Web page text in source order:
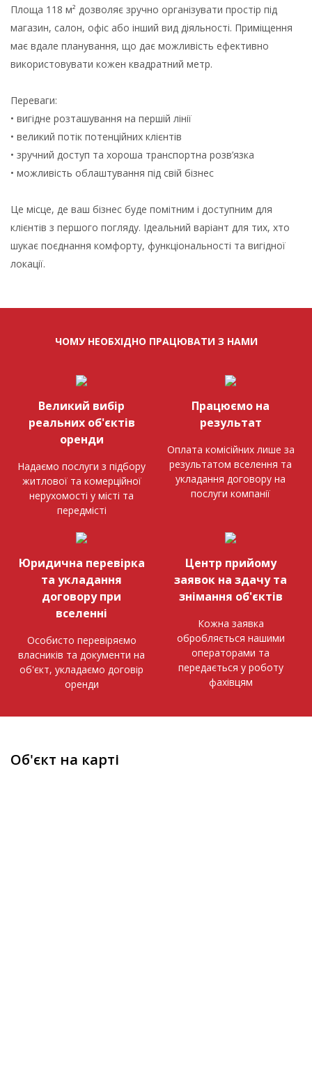
Площа 118 м² дозволяє зручно організувати простір під
магазин, салон, офіс або інший вид діяльності. Приміщення
має вдале планування, що дає можливість ефективно
використовувати кожен квадратний метр.
Переваги:
• вигідне розташування на першій лінії
• великий потік потенційних клієнтів
• зручний доступ та хороша транспортна розв’язка
• можливість облаштування під свій бізнес
Це місце, де ваш бізнес буде помітним і доступним для
клієнтів з першого погляду. Ідеальний варіант для тих, хто
шукає поєднання комфорту, функціональності та вигідної
локації.
ЧОМУ НЕОБХІДНО ПРАЦЮВАТИ З НАМИ
Великий вибір
реальних об'єктів
оренди
Надаємо послуги з підбору
житлової та комерційної
нерухомості у місті та
передмісті
Працюємо на
результат
Оплата комісійних лише за
результатом вселення та
укладання договору на
послуги компанії
Юридична перевірка
та укладання
договору при
вселенні
Особисто перевіряємо
власників та документи на
об'єкт, укладаємо договір
оренди
Центр прийому
заявок на здачу та
знімання об'єктів
Кожна заявка
обробляється нашими
операторами та
передається у роботу
фахівцям
Об'єкт на карті